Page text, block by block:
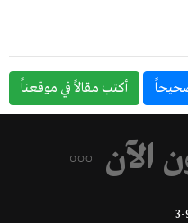
أكتب مقالاً في موقعناً
الآن
3-